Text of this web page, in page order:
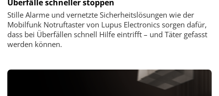
Überfälle schneller stoppen
Stille Alarme und vernetzte Sicherheitslösungen wie der
Mobilfunk Notruftaster von Lupus Electronics sorgen dafür,
dass bei Überfällen schnell Hilfe eintrifft – und Täter gefasst
werden können.